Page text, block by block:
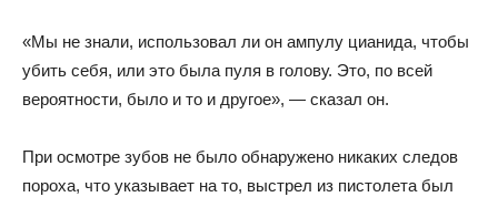
«Мы не знали, использовал ли он ампулу цианида, чтобы
убить себя, или это была пуля в голову. Это, по всей
вероятности, было и то и другое», — сказал он.
При осмотре зубов не было обнаружено никаких следов
пороха, что указывает на то, выстрел из пистолета был